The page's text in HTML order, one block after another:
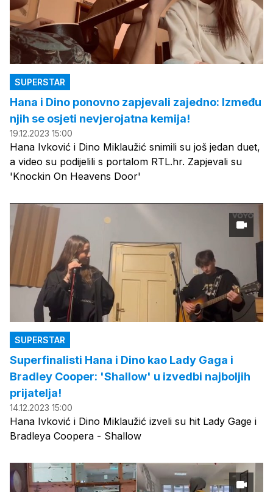
SUPERSTAR
Hana i Dino ponovno zapjevali zajedno: Između
njih se osjeti nevjerojatna kemija!
19.12.2023 15:00
Hana Ivković i Dino Miklaužić snimili su još jedan duet,
a video su podijelili s portalom RTL.hr. Zapjevali su
'Knockin On Heavens Door'
SUPERSTAR
Superfinalisti Hana i Dino kao Lady Gaga i
Bradley Cooper: 'Shallow' u izvedbi najboljih
prijatelja!
14.12.2023 15:00
Hana Ivković i Dino Miklaužić izveli su hit Lady Gage i
Bradleya Coopera - Shallow